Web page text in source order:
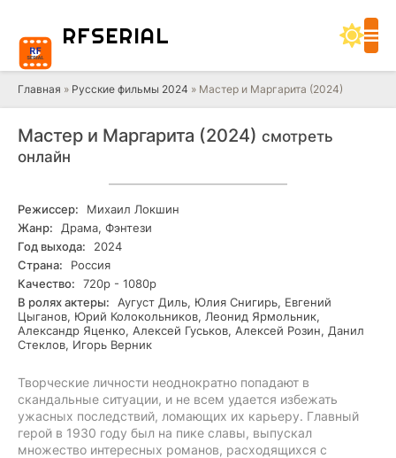
RFSERIAL
Главная » Русские фильмы 2024 » Мастер и Маргарита (2024)
Мастер и Маргарита (2024) смотреть
онлайн
Режиссер:
Михаил Локшин
Жанр:
Драма, Фэнтези
Год выхода:
2024
Страна:
Россия
Качество:
720р - 1080р
В ролях актеры:
Аугуст Диль, Юлия Снигирь, Евгений
Цыганов, Юрий Колокольников, Леонид Ярмольник,
Александр Яценко, Алексей Гуськов, Алексей Розин, Данил
Стеклов, Игорь Верник
Творческие личности неоднократно попадают в
скандальные ситуации, и не всем удается избежать
ужасных последствий, ломающих их карьеру. Главный
герой в 1930 году был на пике славы, выпускал
множество интересных романов, расходящихся с